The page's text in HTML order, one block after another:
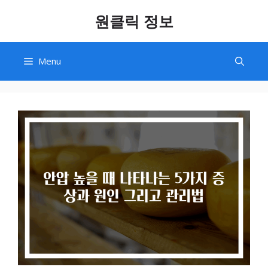
content
원클릭 정보
Menu